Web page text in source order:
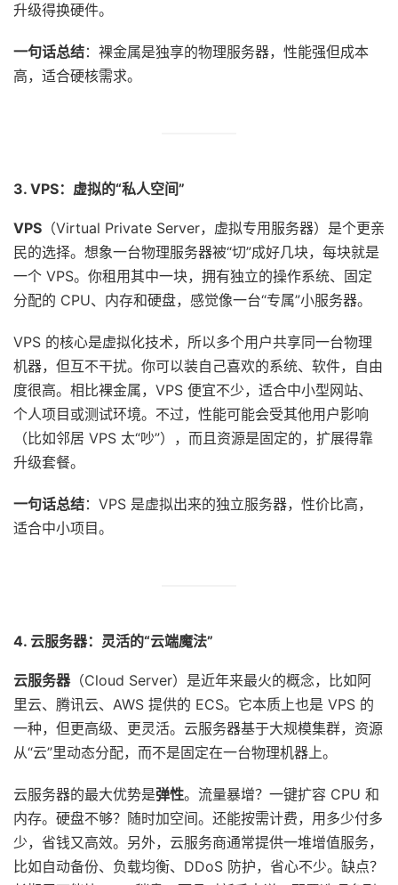
升级得换硬件。
一句话总结：裸金属是独享的物理服务器，性能强但成本
高，适合硬核需求。
3. VPS：虚拟的“私人空间”
VPS （Virtual Private Server，虚拟专用服务器）是个更亲
民的选择。想象一台物理服务器被“切”成好几块，每块就是
一个 VPS。你租用其中一块，拥有独立的操作系统、固定
分配的 CPU、内存和硬盘，感觉像一台“专属”小服务器。
VPS 的核心是虚拟化技术，所以多个用户共享同一台物理
机器，但互不干扰。你可以装自己喜欢的系统、软件，自由
度很高。相比裸金属，VPS 便宜不少，适合中小型网站、
个人项目或测试环境。不过，性能可能会受其他用户影响
（比如邻居 VPS 太“吵”），而且资源是固定的，扩展得靠
升级套餐。
一句话总结：VPS 是虚拟出来的独立服务器，性价比高，
适合中小项目。
4. 云服务器：灵活的“云端魔法”
云服务器（Cloud Server）是近年来最火的概念，比如阿
里云、腾讯云、AWS 提供的 ECS。它本质上也是 VPS 的
一种，但更高级、更灵活。云服务器基于大规模集群，资源
从“云”里动态分配，而不是固定在一台物理机器上。
云服务器的最大优势是弹性。流量暴增？一键扩容 CPU 和
内存。硬盘不够？随时加空间。还能按需计费，用多少付多
少，省钱又高效。另外，云服务商通常提供一堆增值服务，
比如自动备份、负载均衡、DDoS 防护，省心不少。缺点？